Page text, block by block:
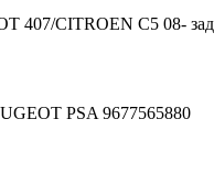
407/CITROEN С5 08-
PSA 9677565880